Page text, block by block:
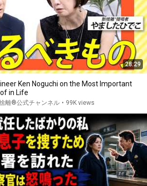
28:29
Ken Noguchi on the Most Important
in Life
離®︎公式チャンネル • 99K views